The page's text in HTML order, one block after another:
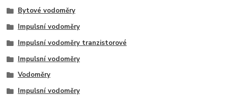
Bytové vodoměry
Impulsní vodoměry
Impulsní vodoměry tranzistorové
Impulsní vodoměry
Vodoměry
Impulsní vodoměry